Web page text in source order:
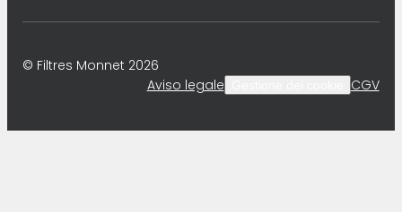
© Filtres Monnet 2026
Aviso legale
CGV